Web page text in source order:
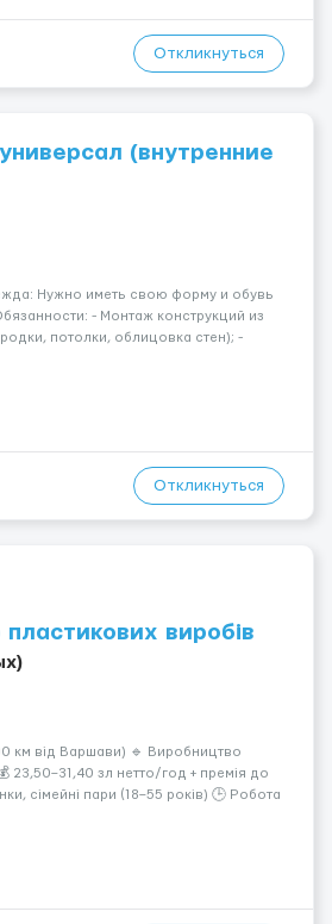
Откликнуться
(внутренние
Нужно иметь свою форму и обувь
- Монтаж конструкций из
потолки, облицовка стен); -
грунтовка, покраска); -
Откликнуться
виробів
км від Варшави) 🔹 Виробництво
23,50–31,40 зл нетто/год + премія до
сімейні пари (18–55 років) 🕒 Робота